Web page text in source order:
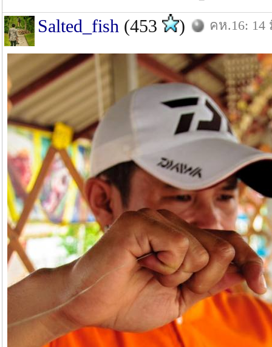
Salted_fish (453 ) คห.16: 14